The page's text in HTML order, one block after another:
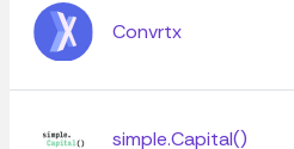
Convrtx
simple.Capital()